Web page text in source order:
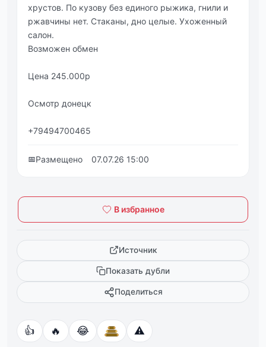
хрустов. По кузову без единого рыжика, гнили и
ржавчины нет. Стаканы, дно целые. Ухоженный
салон.
Возможен обмен
Цена 245.000р
Осмотр донецк
+79494700465
📅Размещено 07.07.26 15:00
В избранное
Источник
Показать дубли
Поделиться
👍 🔥 😂 ⚠️